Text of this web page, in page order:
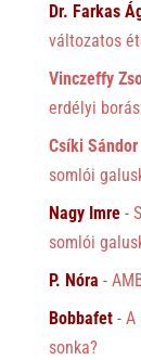
Dr. Farkas
változatos
Vinczeffy
erdélyi
Csíki Sándor
somlói
Nagy Imre-
somlói
P. Nóra -
Bobbafet- A
sonka?